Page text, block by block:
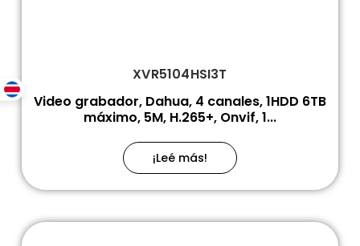
XVR5104HSI3T
Video grabador, Dahua, 4 canales, 1HDD 6TB
máximo, 5M, H.265+, Onvif, 1...
¡Leé más!